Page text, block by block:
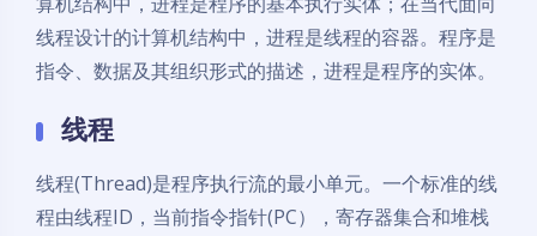
线程设计的计算机结构中，进程是线程的容器。程序是
指令、数据及其组织形式的描述，进程是程序的实体。
线程
线程(Thread)是程序执行流的最小单元。一个标准的线
程由线程ID，当前指令指针(PC），寄存器集合和堆栈